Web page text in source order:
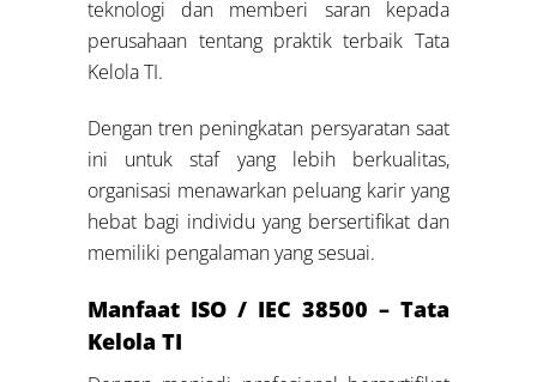
teknologi dan memberi saran kepada
perusahaan tentang praktik terbaik Tata
Kelola TI.
Dengan tren peningkatan persyaratan saat
ini untuk staf yang lebih berkualitas,
organisasi menawarkan peluang karir yang
hebat bagi individu yang bersertifikat dan
memiliki pengalaman yang sesuai.
Manfaat ISO / IEC 38500 – Tata
Kelola TI